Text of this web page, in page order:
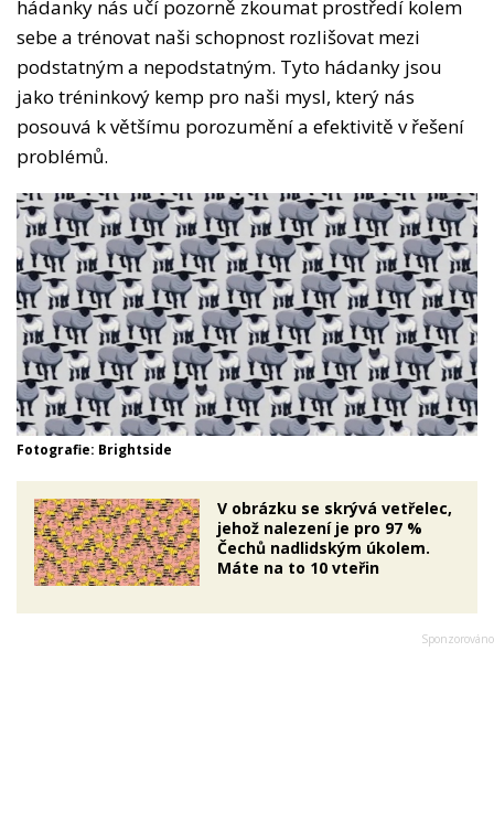
hádanky nás učí pozorně zkoumat prostředí kolem
sebe a trénovat naši schopnost rozlišovat mezi
podstatným a nepodstatným. Tyto hádanky jsou
jako tréninkový kemp pro naši mysl, který nás
posouvá k většímu porozumění a efektivitě v řešení
problémů.
Fotografie: Brightside
V obrázku se skrývá vetřelec,
jehož nalezení je pro 97 %
Čechů nadlidským úkolem.
Máte na to 10 vteřin